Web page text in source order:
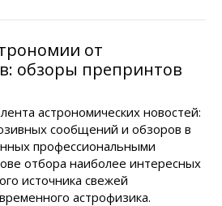
от
обзоры препринтов
астрономических новостей:
сообщений и обзоров в
профессиональными
отбора наиболее интересных
источника свежей
астрофизика.